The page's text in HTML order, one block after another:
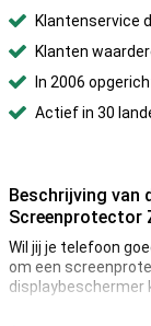
Klantenservice
Klanten
In 2006
Actief in 30
Beschrijving van
Screenprotector
Wil jij je telefoon
om een
displaybeschermer